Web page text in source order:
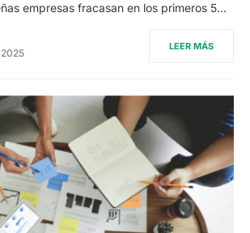
empresas fracasan en los primeros 5…
LEER MÁS